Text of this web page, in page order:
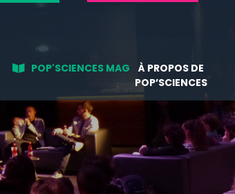
POP'SCIENCES MAG
À PROPOS DE
POP’SCIENCES